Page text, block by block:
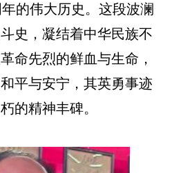
的伟大历史。这段波澜
史，凝结着中华民族不
命先烈的鲜血与生命，
平与安宁，其英勇事迹
的精神丰碑。